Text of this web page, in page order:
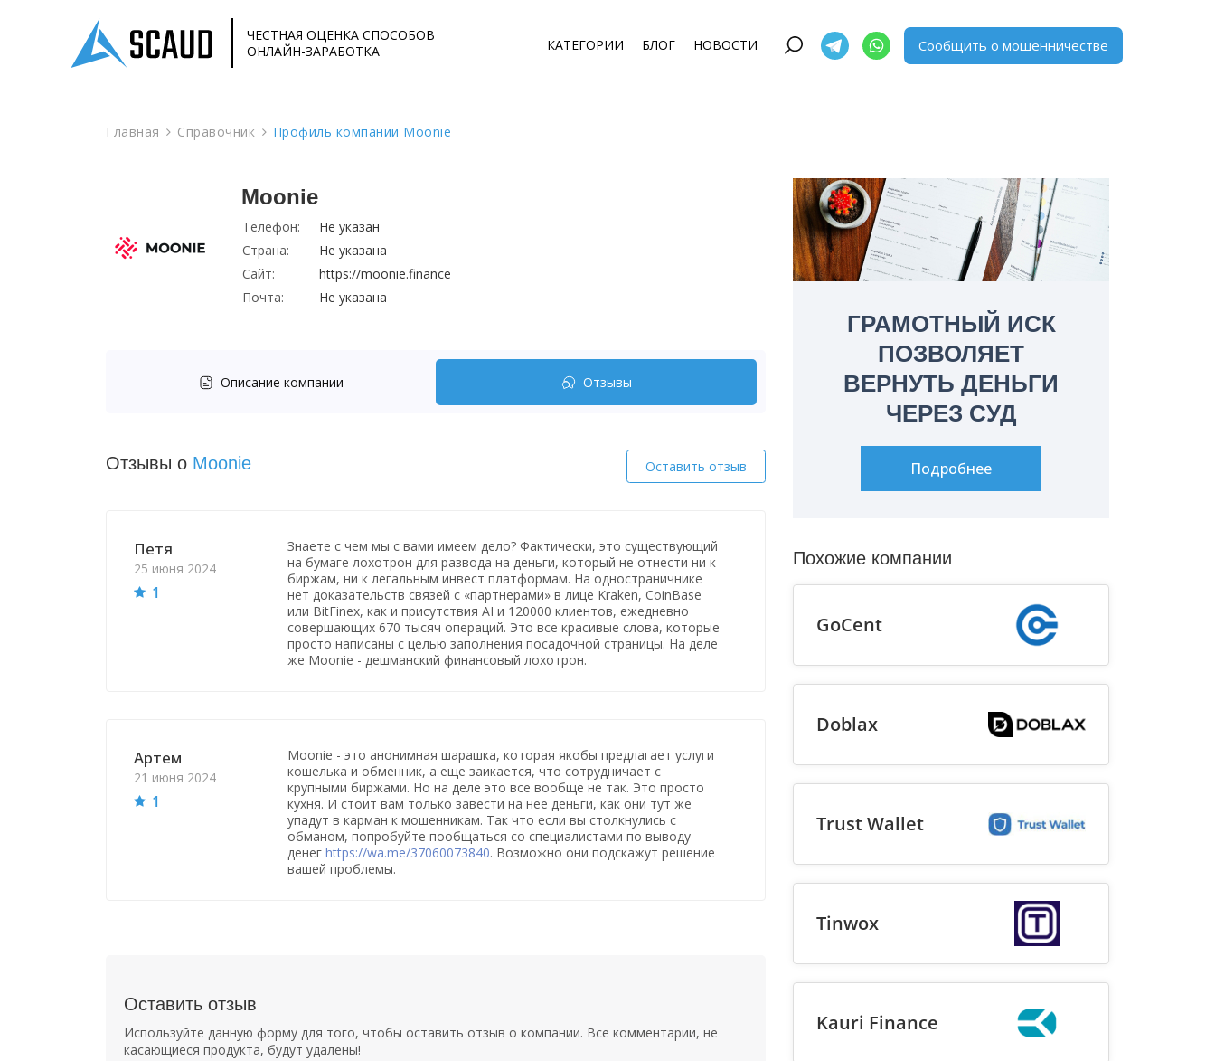
ЧЕСТНАЯ ОЦЕНКА СПОСОБОВ
ОНЛАЙН-ЗАРАБОТКА
КАТЕГОРИИ БЛОГ НОВОСТИ Сообщить о мошенничестве
Главная Справочник Профиль компании Moonie
Moonie
Телефон:
Не указан
Страна:
Не указана
Сайт:
https://moonie.finance
Почта:
Не указана
Описание компании Отзывы
Отзывы о Moonie Оставить отзыв
Петя
25 июня 2024
1
Знаете с чем мы с вами имеем дело? Фактически, это существующий
на бумаге лохотрон для развода на деньги, который не отнести ни к
биржам, ни к легальным инвест платформам. На одностраничнике
нет доказательств связей с «партнерами» в лице Kraken, CoinBase
или BitFinex, как и присутствия AI и 120000 клиентов, ежедневно
совершающих 670 тысяч операций. Это все красивые слова, которые
просто написаны с целью заполнения посадочной страницы. На деле
же Moonie - дешманский финансовый лохотрон.
Артем
21 июня 2024
1
Moonie - это анонимная шарашка, которая якобы предлагает услуги
кошелька и обменник, а еще заикается, что сотрудничает с
крупными биржами. Но на деле это все вообще не так. Это просто
кухня. И стоит вам только завести на нее деньги, как они тут же
упадут в карман к мошенникам. Так что если вы столкнулись с
обманом, попробуйте пообщаться со специалистами по выводу
денег https://wa.me/37060073840. Возможно они подскажут решение
вашей проблемы.
Оставить отзыв
Используйте данную форму для того, чтобы оставить отзыв о компании. Все комментарии, не
касающиеся продукта, будут удалены!
ГРАМОТНЫЙ ИСК
ПОЗВОЛЯЕТ
ВЕРНУТЬ ДЕНЬГИ
ЧЕРЕЗ СУД
Подробнее
Похожие компании
GoCent
Doblax
Trust Wallet
Tinwox
Kauri Finance